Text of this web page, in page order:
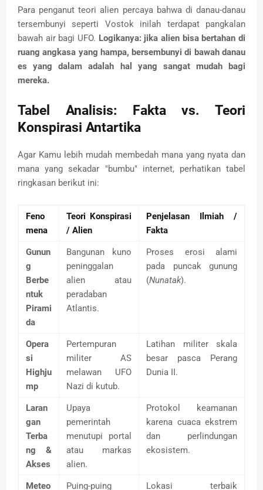
Para penganut teori alien percaya bahwa di danau-danau
tersembunyi seperti Vostok inilah terdapat pangkalan
bawah air bagi UFO. Logikanya: jika alien bisa bertahan di
ruang angkasa yang hampa, bersembunyi di bawah danau
es yang dalam adalah hal yang sangat mudah bagi
mereka.
Tabel Analisis: Fakta vs. Teori
Konspirasi Antartika
Agar Kamu lebih mudah membedah mana yang nyata dan
mana yang sekadar "bumbu" internet, perhatikan tabel
ringkasan berikut ini:
Feno
mena
Teori Konspirasi
/ Alien
Penjelasan Ilmiah /
Fakta
Gunun
g
Berbe
ntuk
Pirami
da
Bangunan kuno
peninggalan
alien atau
peradaban
Atlantis.
Proses erosi alami
pada puncak gunung
(Nunatak).
Opera
si
Highju
mp
Pertempuran
militer AS
melawan UFO
Nazi di kutub.
Latihan militer skala
besar pasca Perang
Dunia II.
Laran
gan
Terba
ng &
Akses
Upaya
pemerintah
menutupi portal
atau markas
alien.
Protokol keamanan
karena cuaca ekstrem
dan perlindungan
ekosistem.
Meteo
Puing-puing
Lokasi terbaik